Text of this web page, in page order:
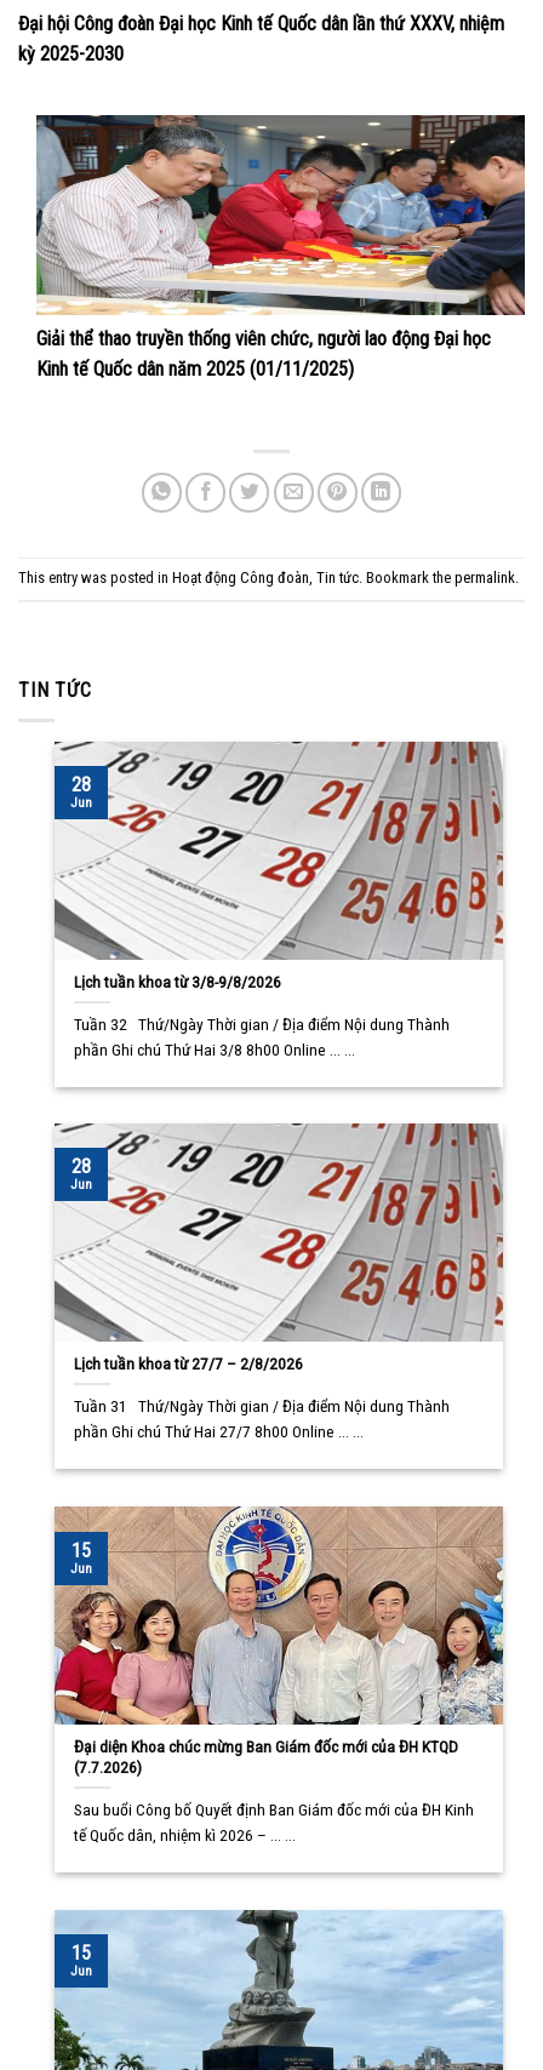
Đại hội Công đoàn Đại học Kinh tế Quốc dân lần thứ XXXV, nhiệm
kỳ 2025-2030
Giải thể thao truyền thống viên chức, người lao động Đại học
Kinh tế Quốc dân năm 2025 (01/11/2025)
This entry was posted in Hoạt động Công đoàn, Tin tức. Bookmark the permalink.
TIN TỨC
Lịch tuần khoa từ 3/8-9/8/2026
Tuần 32 Thứ/Ngày Thời gian / Địa điểm Nội dung Thành
phần Ghi chú Thứ Hai 3/8 8h00 Online ... ...
28
Jun
Lịch tuần khoa từ 27/7 – 2/8/2026
Tuần 31 Thứ/Ngày Thời gian / Địa điểm Nội dung Thành
phần Ghi chú Thứ Hai 27/7 8h00 Online ... ...
28
Jun
Đại diện Khoa chúc mừng Ban Giám đốc mới của ĐH KTQD
(7.7.2026)
Sau buổi Công bố Quyết định Ban Giám đốc mới của ĐH Kinh
tế Quốc dân, nhiệm kì 2026 – ... ...
15
Jun
15
Jun